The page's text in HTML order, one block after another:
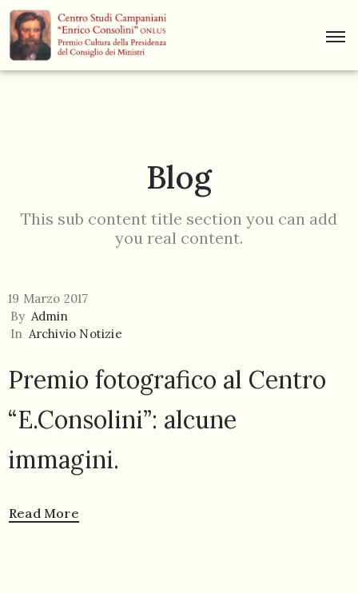
Centro
Museo
804
Blog
This sub content title section you can add
you real content.
19 Marzo 2017
By Admin
In Archivio Notizie
Premio fotografico al Centro
“E.Consolini”: alcune
immagini.
Read More